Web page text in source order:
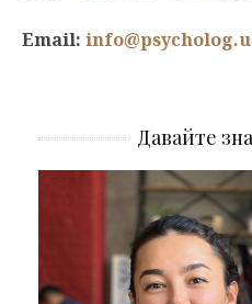
Email:
Давайте